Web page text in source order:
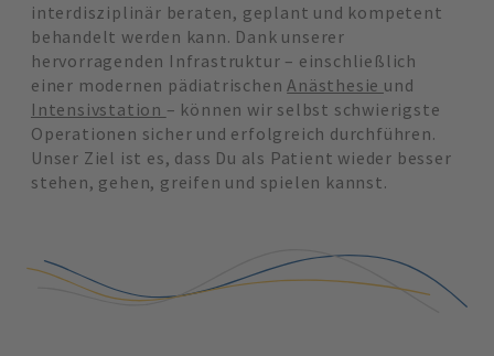
interdisziplinär beraten, geplant und kompetent
behandelt werden kann. Dank unserer
hervorragenden Infrastruktur – einschließlich
einer modernen pädiatrischenAnästhesie und
Intensivstation – können wir selbst schwierigste
Operationen sicher und erfolgreich durchführen.
Unser Ziel ist es, dass Du als Patient wieder besser
stehen, gehen, greifen und spielen kannst.